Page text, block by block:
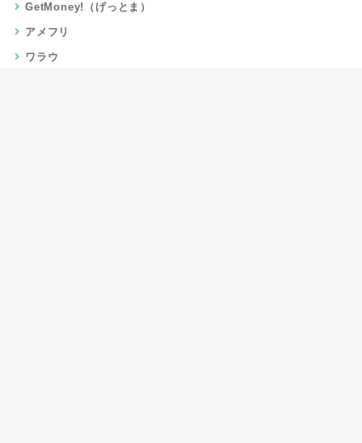
GetMoney!（げっとま）
アメフリ
ワラウ